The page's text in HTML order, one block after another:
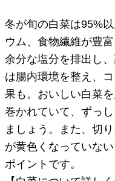
冬が旬の白菜は95%
ウム、食物繊維が豊
余分な塩分を排出し
は腸内環境を整え、
果も。おいしい白菜
巻かれていて、ずっ
ましょう。また、切
が黄色くなっていな
ポイントです。